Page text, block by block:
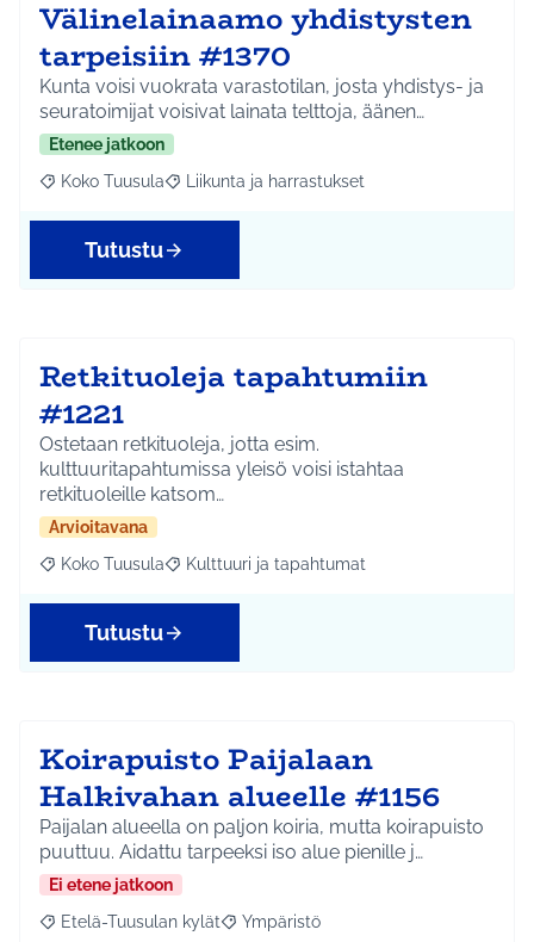
Välinelainaamo yhdistysten
tarpeisiin #1370
Kunta voisi vuokrata varastotilan, josta yhdistys- ja
seuratoimijat voisivat lainata telttoja, äänen…
Etenee jatkoon
Rajaa tulokset aihepiirin mukaan: Koko Tuusula
Koko Tuusula Rajaa tulokset teeman mukaan: Liikunta ja
Liikunta ja harrastukset
Tutustu
Retkituoleja tapahtumiin
#1221
Ostetaan retkituoleja, jotta esim.
kulttuuritapahtumissa yleisö voisi istahtaa
retkituoleille katsom…
Arvioitavana
Rajaa tulokset aihepiirin mukaan: Koko Tuusula
Koko Tuusula Rajaa tulokset teeman mukaan: Kulttuuri ja
Kulttuuri ja tapahtumat
Tutustu
Koirapuisto Paijalaan
Halkivahan alueelle #1156
Paijalan alueella on paljon koiria, mutta koirapuisto
puuttuu. Aidattu tarpeeksi iso alue pienille j…
Ei etene jatkoon
Rajaa tulokset aihepiirin mukaan: Etelä-Tuusulan kylät
Etelä-Tuusulan kylät Rajaa tulokset teeman mukaan:
Ympäristö